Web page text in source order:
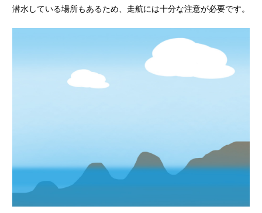
潜水している場所もあるため、走航には十分な注意が必要です。